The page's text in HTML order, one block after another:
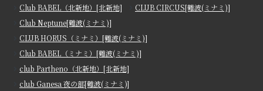
Club BABEL（北新地）[北新地]
CLUB CIRCUS[難波(ミナミ)]
Club Neptune[難波(ミナミ)]
CLUB HORUS（ミナミ）[難波(ミナミ)]
Club BABEL（ミナミ）[難波(ミナミ)]
club Partheno（北新地）[北新地]
club Ganesa 夜の部[難波(ミナミ)]